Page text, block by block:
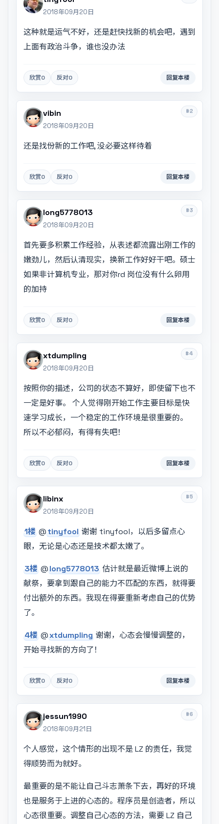
2018年09月20日
这种就是运气不好，还是赶快找新的机会吧，遇到
上面有政治斗争，谁也没办法
欣赏0 反对0 回复本楼
#2
vibin
2018年09月20日
还是找份新的工作吧, 没必要这样待着
欣赏0 反对0 回复本楼
#3
long5778013
2018年09月20日
首先要多积累工作经验，从表述都流露出刚工作的
嫩劲儿，然后认清现实，换新工作好好干吧。硕士
如果非计算机专业，那对你rd 岗位没有什么卵用
的加持
欣赏0 反对0 回复本楼
#4
xtdumpling
2018年09月20日
按照你的描述，公司的状态不算好，即使留下也不
一定是好事。 个人觉得刚开始工作主要目标是快
速学习成长，一个稳定的工作环境是很重要的。
所以不必郁闷，有得有失吧！
欣赏0 反对0 回复本楼
#5
libinx
2018年09月20日
1楼 @tinyfool 谢谢 tinyfool，以后多留点心
眼，无论是心态还是技术都太嫩了。
3楼 @long5778013 估计就是最近微博上说的
献祭，要拿到跟自己的能力不匹配的东西，就得要
付出额外的东西。我现在得要重新考虑自己的优势
了。
4楼 @xtdumpling 谢谢，心态会慢慢调整的，
开始寻找新的方向了！
欣赏0 反对0 回复本楼
#6
jessun1990
2018年09月21日
个人感觉，这个情形的出现不是 LZ 的责任，我觉
得顺势而为就好。
最重要的是不能让自己斗志萧条下去，再好的环境
也是服务于上进的心态的。程序员是创造者，所以
心态很重要。调整自己心态的方法，需要 LZ 自己